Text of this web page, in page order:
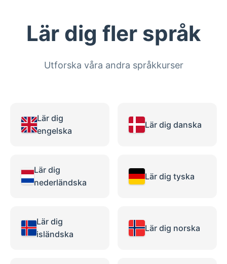
Lär dig fler språk
Utforska våra andra språkkurser
Lär dig
engelska
Lär dig danska
Lär dig
nederländska
Lär dig tyska
Lär dig
isländska
Lär dig norska